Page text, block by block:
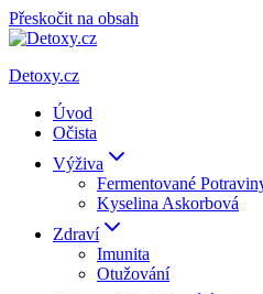
Přeskočit na obsah
Detoxy.cz
Úvod
Očista
Výživa
Fermentované
Kyselina Askorbová
Zdraví
Imunita
Otužování